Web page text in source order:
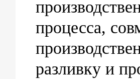
процесса,
разливку и